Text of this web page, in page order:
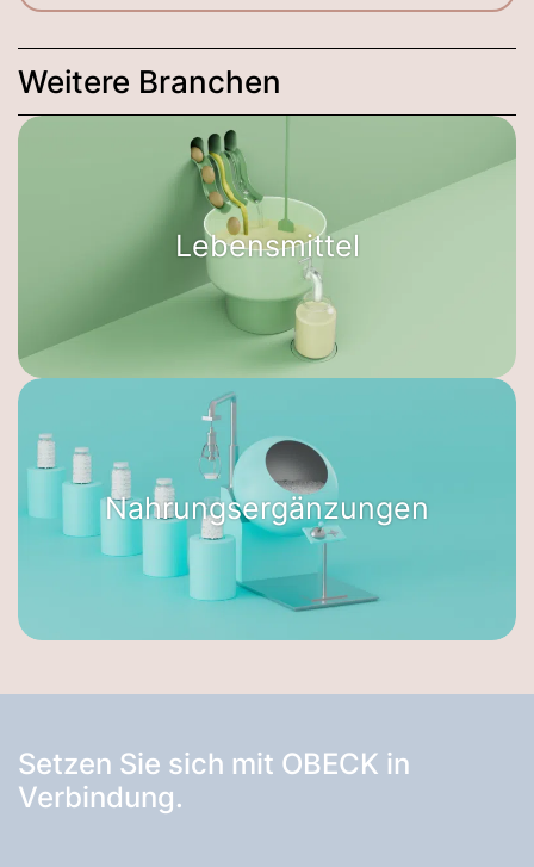
Weitere Branchen
Lebensmittel
Nahrungsergänzungen
Setzen Sie sich mit OBECK in
Verbindung.